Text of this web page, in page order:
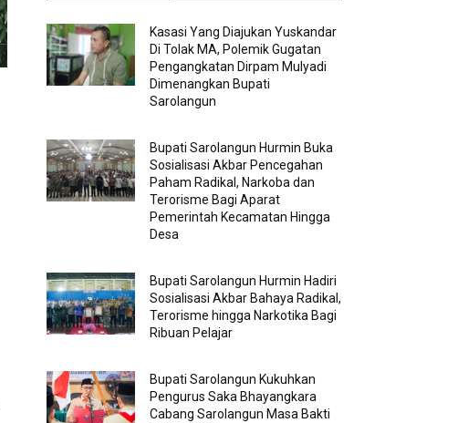
Kasasi Yang Diajukan Yuskandar
Di Tolak MA, Polemik Gugatan
Pengangkatan Dirpam Mulyadi
Dimenangkan Bupati
Sarolangun
Bupati Sarolangun Hurmin Buka
Sosialisasi Akbar Pencegahan
Paham Radikal, Narkoba dan
Terorisme Bagi Aparat
Pemerintah Kecamatan Hingga
Desa
Bupati Sarolangun Hurmin Hadiri
Sosialisasi Akbar Bahaya Radikal,
Terorisme hingga Narkotika Bagi
Ribuan Pelajar
Bupati Sarolangun Kukuhkan
Pengurus Saka Bhayangkara
Cabang Sarolangun Masa Bakti